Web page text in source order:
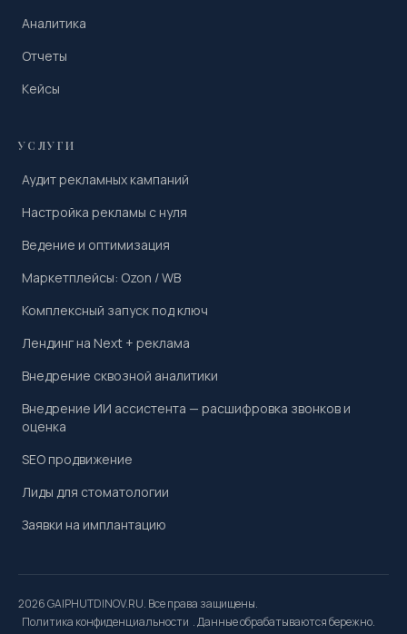
Аналитика
Отчеты
Кейсы
УСЛУГИ
Аудит рекламных кампаний
Настройка рекламы с нуля
Ведение и оптимизация
Маркетплейсы: Ozon / WB
Комплексный запуск под ключ
Лендинг на Next + реклама
Внедрение сквозной аналитики
Внедрение ИИ ассистента — расшифровка звонков и
оценка
SEO продвижение
Лиды для стоматологии
Заявки на имплантацию
2026 GAIPHUTDINOV.RU. Все права защищены.
Политика конфиденциальности . Данные обрабатываются бережно.